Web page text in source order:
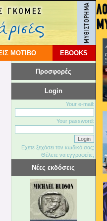
ΜΟΤΙΒΟ EBOOKS
Προσφορές
Login
Your e-mail:
Your password:
Εχετε ξεχάσει τον κωδικό σας;
Θέλετε να εγγραφείτε;
Νέες εκδόσεις